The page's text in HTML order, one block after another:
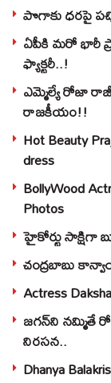
పొగాకు ధరపై
ఏపీకి మరో భారీ
ఫ్యాక్టరీ..!
ఎమ్మెల్యే రోజా
రాజకీయం!!
Hot Beauty
dress
BollyWood
Photos
హైకోర్టు సాక్షిగా
చంద్రబాబు
Actress
జగన్‌ని నమ్మితే
నిరసన..
Dhanya